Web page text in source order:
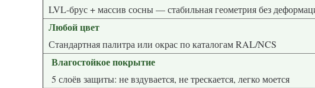
LVL-брус + массив сосны — стабильная
Любой цвет
Стандартная палитра или окрас по каталогам RAL/NCS
Влагостойкое покрытие
5 слоёв защиты: не вздувается, не трескается, легко моется